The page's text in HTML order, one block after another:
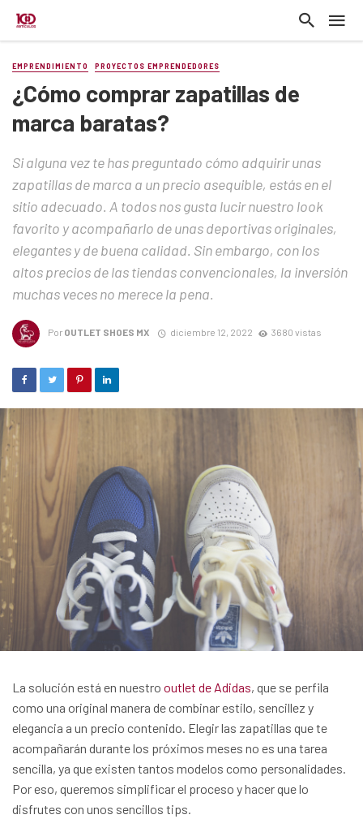
EMPRENDIMIENTO PROYECTOS EMPRENDEDORES
¿Cómo comprar zapatillas de
marca baratas?
Si alguna vez te has preguntado cómo adquirir unas
zapatillas de marca a un precio asequible, estás en el
sitio adecuado. A todos nos gusta lucir nuestro look
favorito y acompañarlo de unas deportivas originales,
elegantes y de buena calidad. Sin embargo, con los
altos precios de las tiendas convencionales, la inversión
muchas veces no merece la pena.
Por OUTLET SHOES MX diciembre 12, 2022 3680 vistas
La solución está en nuestro outlet de Adidas, que se perfila
como una original manera de combinar estilo, sencillez y
elegancia a un precio contenido. Elegir las zapatillas que te
acompañarán durante los próximos meses no es una tarea
sencilla, ya que existen tantos modelos como personalidades.
Por eso, queremos simplificar el proceso y hacer que lo
disfrutes con unos sencillos tips